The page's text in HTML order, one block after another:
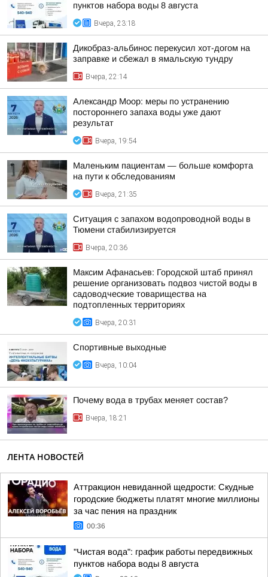
пунктов набора воды 8 августа
Вчера, 23:18
Дикобраз-альбинос перекусил хот-догом на
заправке и сбежал в ямальскую тундру
Вчера, 22:14
Александр Моор: меры по устранению
постороннего запаха воды уже дают
результат
Вчера, 19:54
Маленьким пациентам — больше комфорта
на пути к обследованиям
Вчера, 21:35
Ситуация с запахом водопроводной воды в
Тюмени стабилизируется
Вчера, 20:36
Максим Афанасьев: Городской штаб принял
решение организовать подвоз чистой воды в
садоводческие товарищества на
подтопленных территориях
Вчера, 20:31
Спортивные выходные
Вчера, 10:04
Почему вода в трубах меняет состав?
Вчера, 18:21
ЛЕНТА НОВОСТЕЙ
Аттракцион невиданной щедрости: Скудные
городские бюджеты платят многие миллионы
за час пения на праздник
00:36
"Чистая вода": график работы передвижных
пунктов набора воды 8 августа